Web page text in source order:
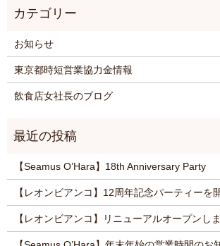
お知らせ
東京都時短営業協力金情報
飲食店女社長のブログ
【Seamus O’Hara】18th Anniversary Party
【レオンビアンコ】12周年記念パーティーを
【レオンビアンコ】リニューアルオープンし